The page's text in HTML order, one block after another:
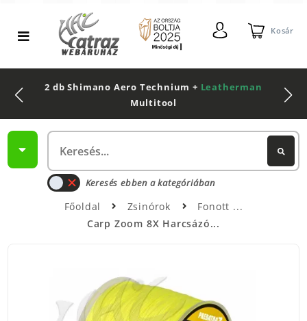
Kosár
2 db Shimano Aero Technium + Leatherman
Multitool
Keresés ebben a kategóriában
Főoldal Zsinórok
Fonott
Carp Zoom 8X Harcsázó...